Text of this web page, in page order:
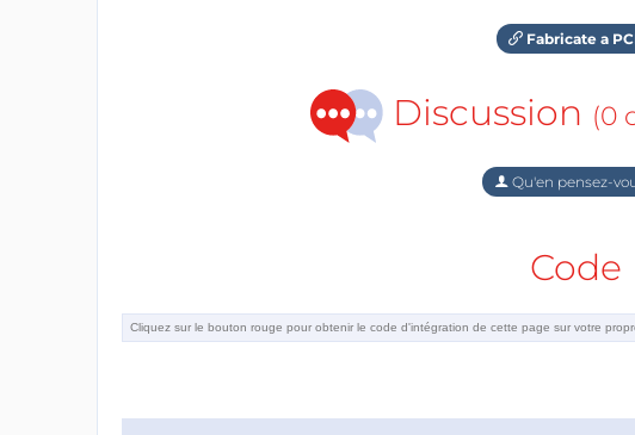
Fabricate a
Discussion (0
Qu'en pensez-
Code